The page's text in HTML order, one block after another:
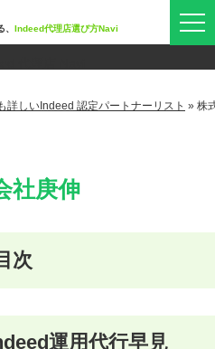
Indeed代理店選び方Navi
詳しいIndeed 認定パートナーリスト » 株
社庚伸
運用代行早見